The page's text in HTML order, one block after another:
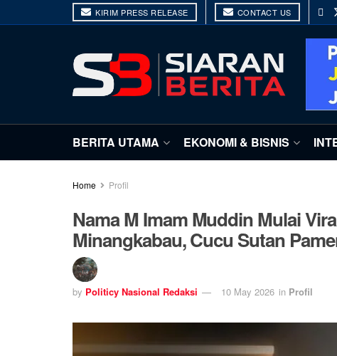
KIRIM PRESS RELEASE CONTACT US
BERITA UTAMA EKONOMI & BISNIS
Home Profil
Nama M Imam Muddin Mulai
Minangkabau, Cucu Sutan
by Politicy Nasional Redaksi 10 May 2026 in Profil